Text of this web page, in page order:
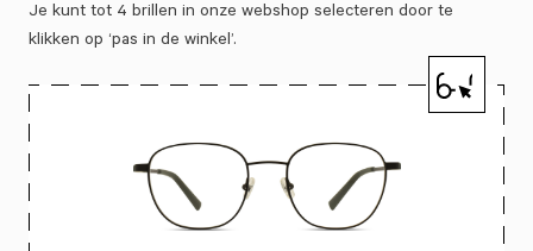
Je kunt tot 4 brillen in onze webshop selecteren door te
klikken op ‘pas in de winkel’.